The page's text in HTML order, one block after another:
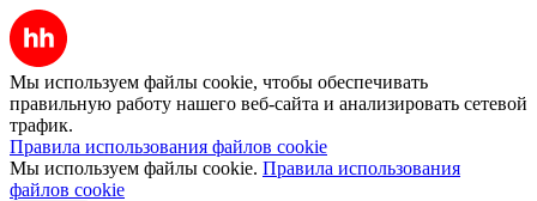
Мы используем файлы cookie, чтобы обеспечивать
правильную работу нашего веб-сайта и анализировать сетевой
трафик.
Правила использования файлов cookie
Мы используем файлы cookie. Правила использования
файлов cookie